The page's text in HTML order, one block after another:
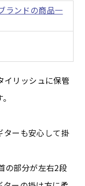
ランドの商品一
イリッシュに保管
ターも安心して掛
の部分が左右2段